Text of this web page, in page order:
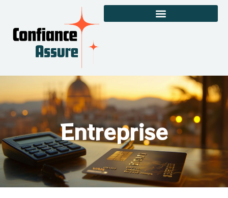
Entreprise